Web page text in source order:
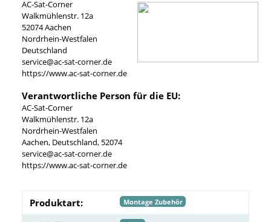
AC-Sat-Corner
Walkmühlenstr. 12a
52074 Aachen
Nordrhein-Westfalen
Deutschland
service@ac-sat-corner.de
https://www.ac-sat-corner.de
Verantwortliche Person für die EU:
AC-Sat-Corner
Walkmühlenstr. 12a
Nordrhein-Westfalen
Aachen, Deutschland, 52074
service@ac-sat-corner.de
https://www.ac-sat-corner.de
Produktart: Montage Zubehör